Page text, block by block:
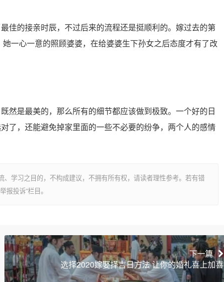
的接亲时辰，不过后来的流程还是挺顺利的。嫁过去的第
一心一意的照顾婆婆，在给婆婆生下孙女之后态度才有了改
是最美的，那么所有的细节都应该做到极致。一个好的日
了，还能避免掉家里面的一些不必要的纷争，两个人的感情
学习之目的，不构成建议，不拥有所有权，请读者理性参考。若有错
投诉”栏目。
下一篇
选择2020嫁娶择吉日方法 让你的婚礼喜上加喜